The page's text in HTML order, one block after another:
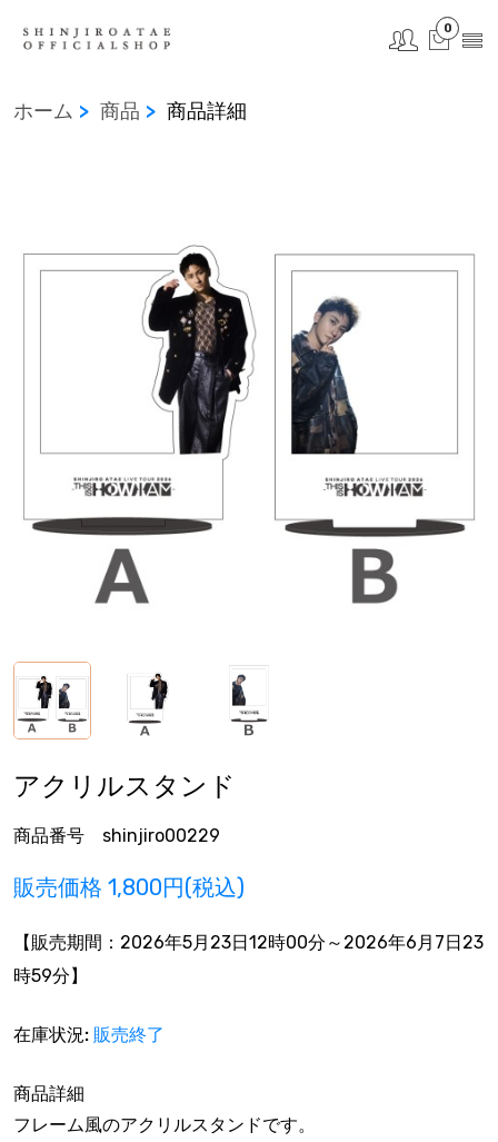
0
ホーム 商品 商品詳細
アクリルスタンド
商品番号 shinjiro00229
販売価格 1,800円(税込)
【販売期間： 2026年5月23日12時00分 ～2026年6月7日23
時59分】
在庫状況: 販売終了
商品詳細
フレーム風のアクリルスタンドです。